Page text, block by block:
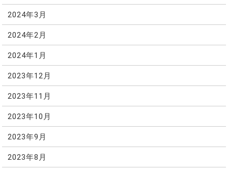
2024年3月
2024年2月
2024年1月
2023年12月
2023年11月
2023年10月
2023年9月
2023年8月